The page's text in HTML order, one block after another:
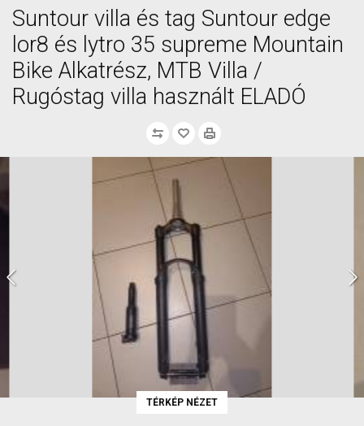
Suntour villa és tag Suntour edge
lor8 és lytro 35 supreme Mountain
Bike Alkatrész, MTB Villa /
Rugóstag villa használt ELADÓ
TÉRKÉP NÉZET